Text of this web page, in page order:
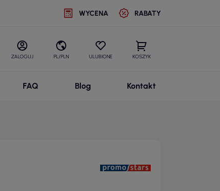
WYCENA RABATY
ZALOGUJ PL/PLN ULUBIONE KOSZYK
FAQ Blog Kontakt